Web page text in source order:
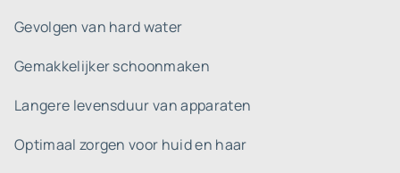
Gevolgen van hard water
Gemakkelijker schoonmaken
Langere levensduur van apparaten
Optimaal zorgen voor huid en haar